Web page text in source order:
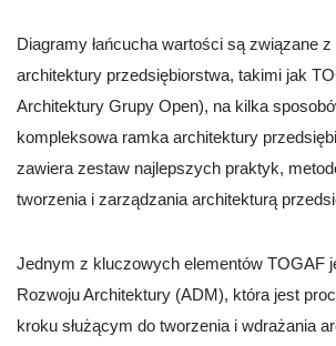
Diagramy łańcucha wartości są związane
architektury przedsiębiorstwa, takimi jak
Architektury Grupy Open), na kilka
kompleksowa ramka architektury
zawiera zestaw najlepszych praktyk,
tworzenia i zarządzania architekturą
Jednym z kluczowych elementów TOGAF
Rozwoju Architektury (ADM), która jest
kroku służącym do tworzenia i wdrażania